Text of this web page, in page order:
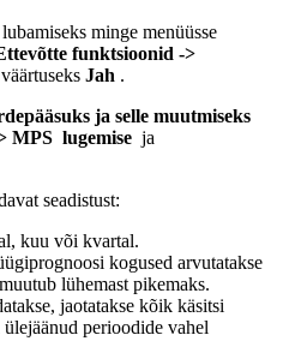
minge menüüsse
funktsioonid ->
Jah .
ja selle muutmiseks
MPS lugemise ja
seadistust:
kuu või kvartal.
kogused arvutatakse
lühemast pikemaks.
jaotatakse kõik käsitsi
ülejäänud perioodide vahel